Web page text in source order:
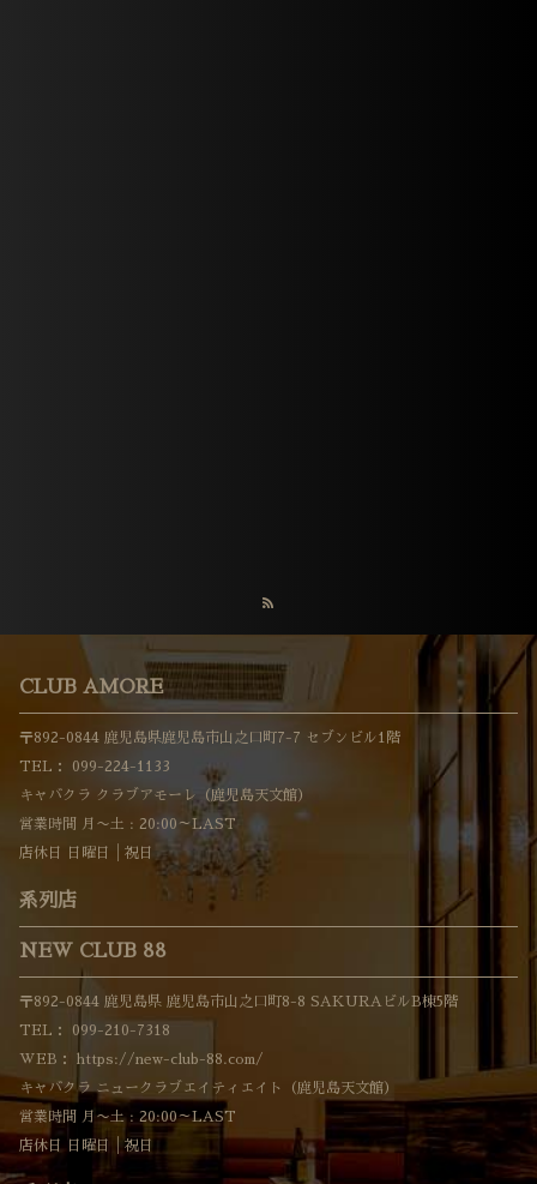
CLUB AMORE
〒892-0844 鹿児島県鹿児島市山之口町7-7 セブンビル1階
TEL：
099-224-1133
キャバクラ クラブアモーレ（鹿児島天文館）
営業時間 月〜土 : 20:00～LAST
店休日 日曜日│祝日
系列店
NEW CLUB 88
〒892-0844 鹿児島県 鹿児島市山之口町8-8 SAKURAビルB棟5階
TEL：
099-210-7318
WEB：
https://new-club-88.com/
キャバクラ ニュークラブエイティエイト（鹿児島天文館）
営業時間 月〜土 : 20:00～LAST
店休日 日曜日│祝日